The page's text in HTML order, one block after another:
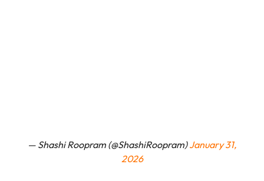
— Shashi Roopram (@ShashiRoopram)January 31,
2026